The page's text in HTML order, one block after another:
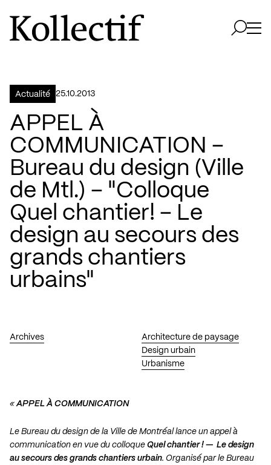
Aller à la page d'accueil
Logo Kollectif
Actualité 25.10.2013
APPEL À
COMMUNICATION –
Bureau du design (Ville
de Mtl.) – "Colloque
Quel chantier! – Le
design au secours des
grands chantiers
urbains"
Archives
Architecture de paysage
Design urbain
Urbanisme
«APPEL À COMMUNICATION
Le Bureau du design de la Ville de Montréal lance un appel à
communication en vue du colloque Quel chantier ! — Le design
au secours des grands chantiers urbain. Organisé par le Bureau